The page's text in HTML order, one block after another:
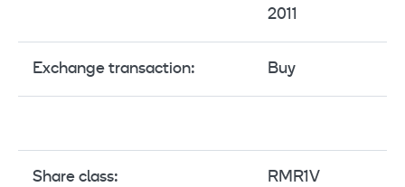
2011
Exchange transaction: Buy
Share class: RMR1V